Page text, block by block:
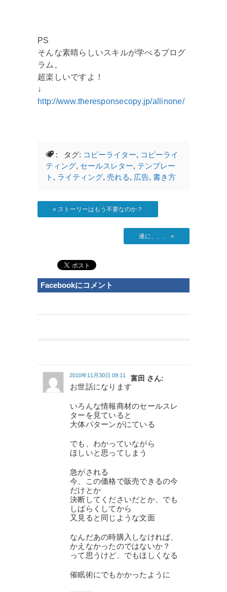
PS
そんな素晴らしいスキルが学べるプログ
ラム。
超楽しいですよ！
↓
http://www.theresponsecopy.jp/allinone/
: タグ: コピーライター, コピーライ
ティング, セールスレター, テンプレー
ト , ライティング, 売れる, 広告, 書き方
« ストーリーはもう不要なのか？
遂に、、、 »
Facebookにコメント
富田 さん:
2010年11月30日 09:11
お世話になります
いろんな情報商材のセールスレ
ターを見ていると
大体パターンがにている
でも、わかっていながら
ほしいと思ってしまう
急がされる
今、この価格で販売できるの今
だけとか
決断してくださいだとか、でも
しばらくしてから
又見ると同じような文面
なんだあの時購入しなければ、
かえなかったのではないか？
って思うけど、でもほしくなる
催眠術にでもかかったように